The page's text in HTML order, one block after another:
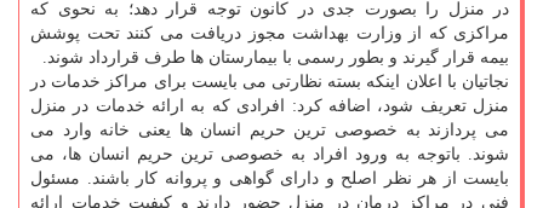
در منزل را بصورت جدی در کانون توجه قرار دهد؛ به نحوی که
مراکزی که از وزارت بهداشت مجوز دریافت می کنند تحت پوشش
بیمه قرار گیرند و بطور رسمی با بیمارستان ها طرف قرارداد شوند.
نجاتیان با اعلان اینکه بسته نظارتی می بایست برای مراکز خدمات در
منزل تعریف شود، اضافه کرد: افرادی که به ارائه خدمات در منزل
می پردازند به خصوصی ترین حریم انسان ها یعنی خانه وارد می
شوند. باتوجه به ورود افراد به خصوصی ترین حریم انسان ها، می
بایست از هر نظر اصلح و دارای گواهی و پروانه کار باشند. مسئول
فنی در مراکز درمان در منزل حضور دارند و کیفیت خدمات ارائه